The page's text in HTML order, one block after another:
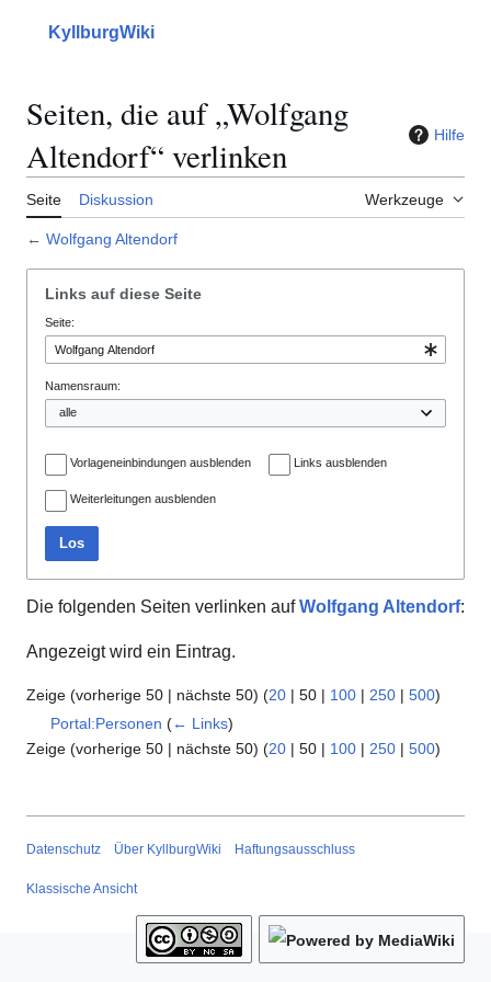
springenHauptmenü
KyllburgWiki
Seiten, die auf „Wolfgang
Altendorf“ verlinken
Hilfe
Seite Diskussion Werkzeuge
← Wolfgang Altendorf
Links auf diese Seite
Seite:
Namensraum:
Vorlageneinbindungen ausblenden Links ausblenden
Weiterleitungen ausblenden
Los
Die folgenden Seiten verlinken aufWolfgang Altendorf:
Angezeigt wird ein Eintrag.
Zeige (vorherige 50 | nächste 50) (20 | 50 | 100 | 250 | 500)
Portal:Personen (← Links)
Zeige (vorherige 50 | nächste 50) (20 | 50 | 100 | 250 | 500)
Datenschutz Über KyllburgWiki Haftungsausschluss
Klassische Ansicht